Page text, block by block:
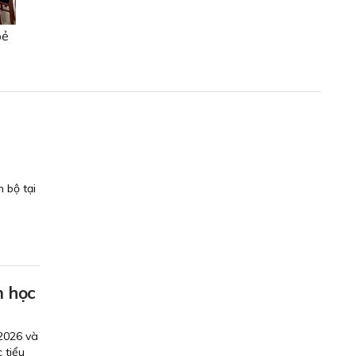
bộ tại
học
và
tiểu